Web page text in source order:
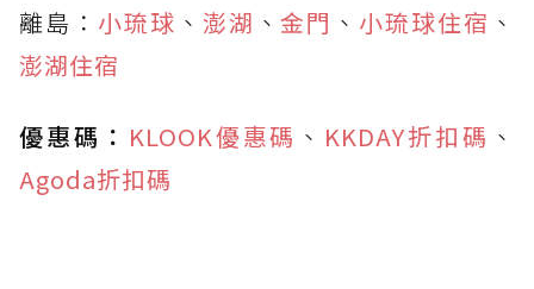
離島： 小琉球 、 澎湖 、金門 、 小琉球住宿 、
澎湖住宿
優惠碼： KLOOK優惠碼 、 KKDAY折扣碼 、
Agoda折扣碼